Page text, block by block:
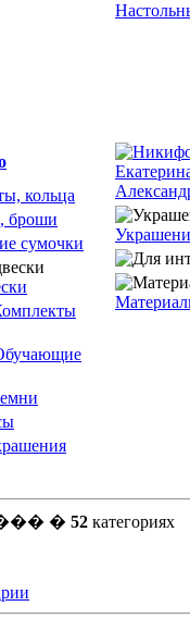
кольца
броши
сумочки
� 52категориях